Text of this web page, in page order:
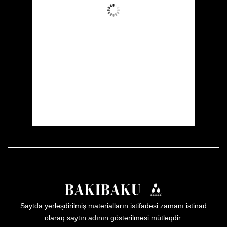
Aydın Səma
Saytda yerləşdirilmiş materialların istifadəsi zamanı istinad
olaraq saytın adının göstərilməsi mütləqdir.